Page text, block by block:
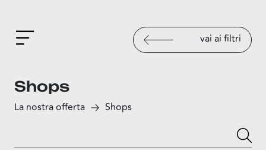
vai ai filtri
Shops
La nostra offerta Shops